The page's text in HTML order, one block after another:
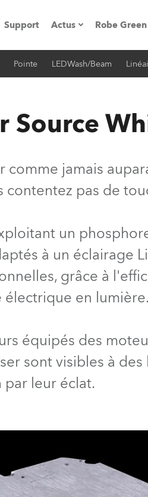
Support Actus
Communiqués de
Robe Green
Pointe LEDWash/Beam
Source
jamais
pas de
un
à un éclairage
grâce à
en
équipés des
sont visibles à
leur éclat.